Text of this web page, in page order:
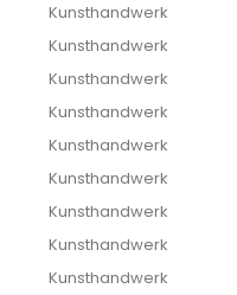
Kunsthandwerk
Kunsthandwerk
Kunsthandwerk
Kunsthandwerk
Kunsthandwerk
Kunsthandwerk
Kunsthandwerk
Kunsthandwerk
Kunsthandwerk